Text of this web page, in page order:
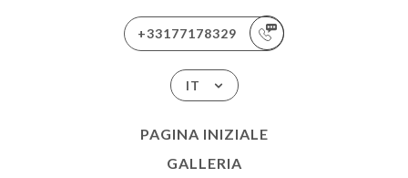
+33177178329
IT
PAGINA INIZIALE
GALLERIA